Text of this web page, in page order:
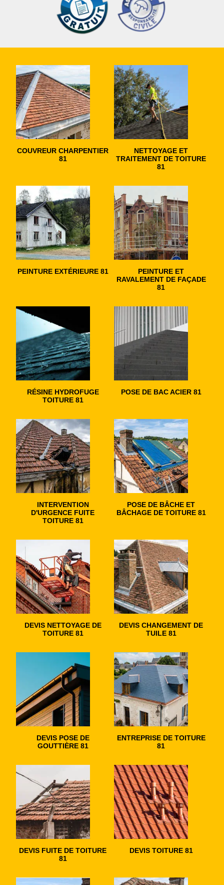
COUVREUR CHARPENTIER
81
NETTOYAGE ET
TRAITEMENT DE TOITURE
81
PEINTURE EXTÉRIEURE 81
PEINTURE ET
RAVALEMENT DE FAÇADE
81
RÉSINE HYDROFUGE
TOITURE 81
POSE DE BAC ACIER 81
INTERVENTION
D'URGENCE FUITE
TOITURE 81
POSE DE BÂCHE ET
BÂCHAGE DE TOITURE 81
DEVIS NETTOYAGE DE
TOITURE 81
DEVIS CHANGEMENT DE
TUILE 81
DEVIS POSE DE
GOUTTIÈRE 81
ENTREPRISE DE TOITURE
81
DEVIS FUITE DE TOITURE
81
DEVIS TOITURE 81